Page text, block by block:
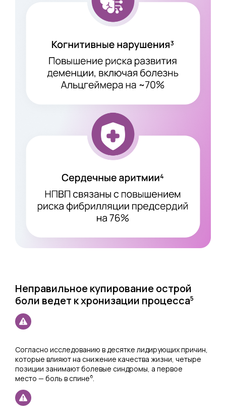
Неправильное купирование острой
боли ведет к хронизации процесса5
Согласно исследованию в десятке лидирующих причин,
которые влияют на снижение качества жизни, четыре
позиции занимают болевые синдромы, а первое
место — боль в спине6